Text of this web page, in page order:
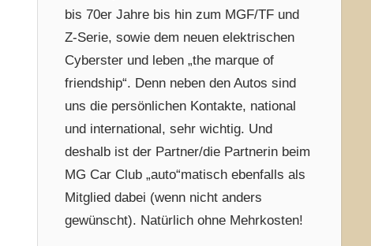
bis 70er Jahre bis hin zum MGF/TF und
Z-Serie, sowie dem neuen elektrischen
Cyberster und leben „the marque of
friendship“. Denn neben den Autos sind
uns die persönlichen Kontakte, national
und international, sehr wichtig. Und
deshalb ist der Partner/die Partnerin beim
MG Car Club „auto“matisch ebenfalls als
Mitglied dabei (wenn nicht anders
gewünscht). Natürlich ohne Mehrkosten!